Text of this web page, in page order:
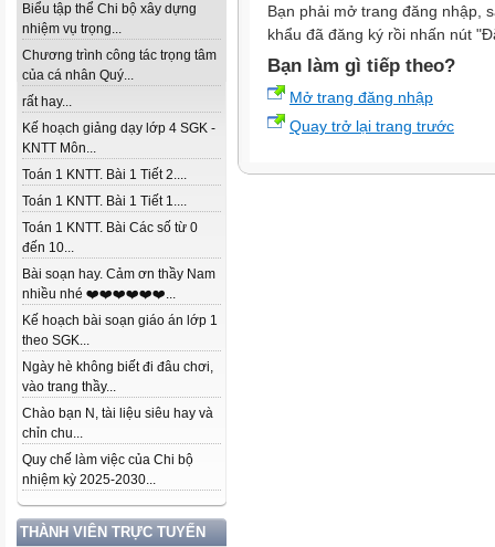
Biểu tập thể Chi bộ xây dựng
nhiệm vụ trọng...
Chương trình công tác trọng tâm
của cá nhân Quý...
rất hay...
Kế hoạch giảng dạy lớp 4 SGK -
KNTT Môn...
Toán 1 KNTT. Bài 1 Tiết 2....
Toán 1 KNTT. Bài 1 Tiết 1....
Toán 1 KNTT. Bài Các số từ 0
đến 10...
Bài soạn hay. Cảm ơn thầy Nam
nhiều nhé ❤️❤️❤️❤️❤️❤️...
Kế hoạch bài soạn giáo án lớp 1
theo SGK...
Ngày hè không biết đi đâu chơi,
vào trang thầy...
Chào bạn N, tài liệu siêu hay và
chỉn chu...
Quy chế làm việc của Chi bộ
nhiệm kỳ 2025-2030...
THÀNH VIÊN TRỰC TUYẾN
Bạn phải mở trang đăng nhập,
khẩu đã đăng ký rồi nhấn nút
Bạn làm gì tiếp theo?
Mở trang đăng nhập
Quay trở lại trang trước